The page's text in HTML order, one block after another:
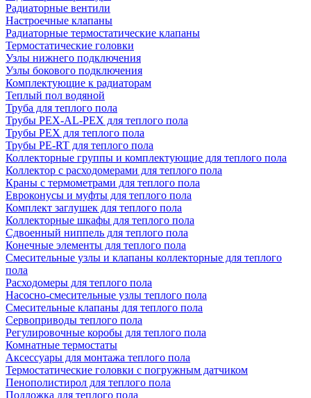
Радиаторные вентили
Настроечные клапаны
Радиаторные термостатические клапаны
Термостатические головки
Узлы нижнего подключения
Узлы бокового подключения
Комплектующие к радиаторам
Теплый пол водяной
Труба для теплого пола
Трубы PEX-AL-PEX для теплого пола
Трубы PEX для теплого пола
Трубы PE-RT для теплого пола
Коллекторные группы и комплектующие для теплого пола
Коллектор с расходомерами для теплого пола
Краны с термометрами для теплого пола
Евроконусы и муфты для теплого пола
Комплект заглушек для теплого пола
Коллекторные шкафы для теплого пола
Сдвоенный ниппель для теплого пола
Конечные элементы для теплого пола
Смесительные узлы и клапаны коллекторные для теплого
пола
Расходомеры для теплого пола
Насосно-смесительные узлы теплого пола
Смесительные клапаны для теплого пола
Сервоприводы теплого пола
Регулировочные коробы для теплого пола
Комнатные термостаты
Аксессуары для монтажа теплого пола
Термостатические головки с погружным датчиком
Пенополистирол для теплого пола
Подложка для теплого пола